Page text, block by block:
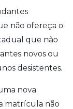
não ofereça o
que não
novos ou
desistentes.
nova
matrícula não